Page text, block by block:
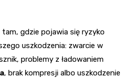
gdzie pojawia się ryzyko
uszkodzenia: zwarcie w
problemy z ładowaniem
, brak kompresji albo uszkodzenie